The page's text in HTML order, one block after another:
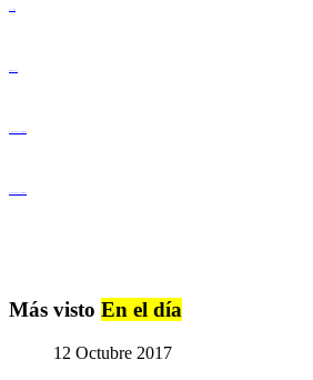
Más visto En el día
12 Octubre 2017